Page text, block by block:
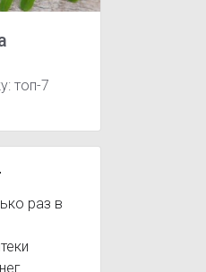
Фитомуцил Холестенорм
сосудистые заболевания
топ-7
раз в